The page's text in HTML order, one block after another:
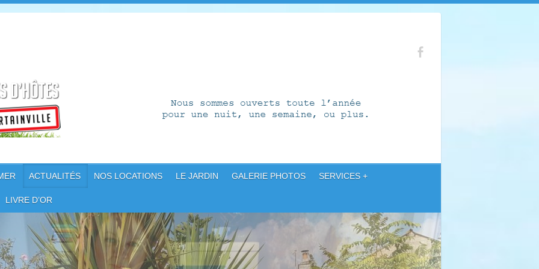
ACTUALITÉS NOS LOCATIONS LE JARDIN GALERIE PHOTOS SERVICES +
LIVRE D’OR